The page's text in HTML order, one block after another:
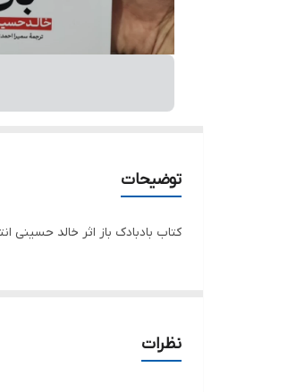
توضیحات
کتاب بادبادک باز اثر خالد
نظرات